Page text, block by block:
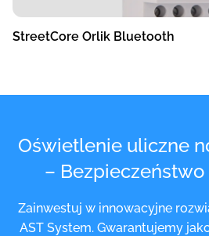
StreetCore Orlik Bluetooth
Oświetlenie uliczne nowej generacji
–
Zainwestuj w innowacyjne rozwiązania oświetleniowe
AST System. Gwarantujemy